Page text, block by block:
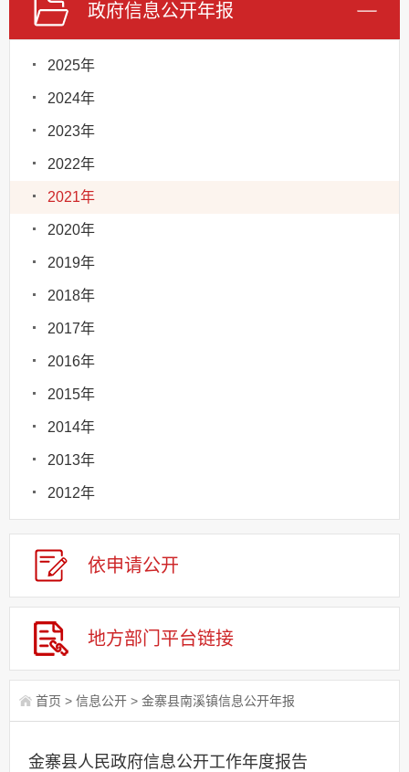
政府信息公开年报
2025年
2024年
2023年
2022年
2021年
2020年
2019年
2018年
2017年
2016年
2015年
2014年
2013年
2012年
依申请公开
地方部门 平台链接
首页 > 信息公开 > 金寨县南溪镇信息公开年报
金寨县人民政府信息公开工作年度报告